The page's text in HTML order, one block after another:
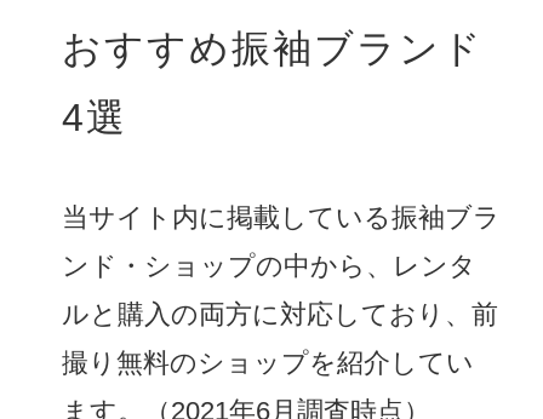
おすすめ振袖ブランド
4選
当サイト内に掲載している振袖ブラ
ンド・ショップの中から、レンタ
ルと購入の両方に対応しており、前
撮り無料のショップを紹介してい
ます。（2021年6月調査時点）